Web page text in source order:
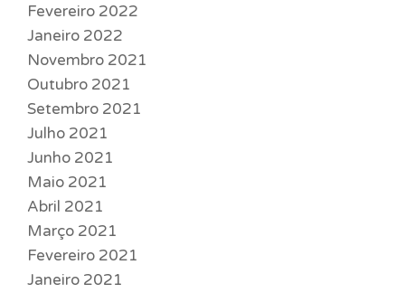
Fevereiro 2022
Janeiro 2022
Novembro 2021
Outubro 2021
Setembro 2021
Julho 2021
Junho 2021
Maio 2021
Abril 2021
Março 2021
Fevereiro 2021
Janeiro 2021